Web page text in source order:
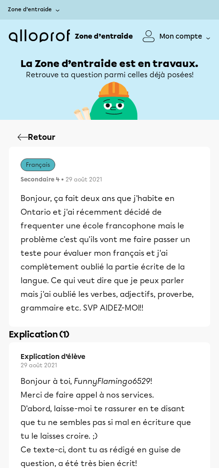
Zone d’entraide
Zone d’entraide Mon compte
La Zone d’entraide est en travaux.
Retrouve ta question parmi celles déjà posées!
Retour
Français
Secondaire 4 • 29 août 2021
Bonjour, ça fait deux ans que j'habite en
Ontario et j'ai récemment décidé de
frequenter une école francophone mais le
problème c'est qu'ils vont me faire passer un
teste pour évaluer mon français et j'ai
complètement oublié la partie écrite de la
langue. Ce qui veut dire que je peux parler
mais j'ai oublié les verbes, adjectifs, proverbe,
grammaire etc. SVP AIDEZ-MOI!!
Explication (1)
Explication d’élève
29 août 2021
Bonjour à toi, FunnyFlamingo6529!
Merci de faire appel à nos services.
D'abord, laisse-moi te rassurer en te disant
que tu ne sembles pas si mal en écriture que
tu le laisses croire. ;)
Ce texte-ci, dont tu as rédigé en guise de
question, a été très bien écrit!